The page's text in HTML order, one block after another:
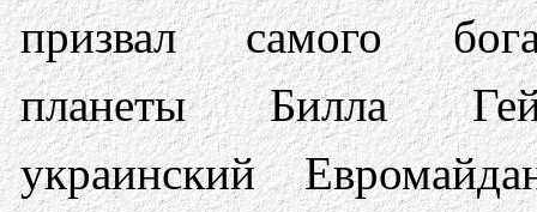
призвал самого
планеты Билла
украинский